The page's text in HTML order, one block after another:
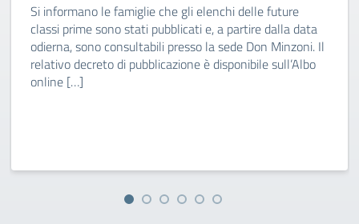
Si informano le famiglie che gli elenchi delle future
classi prime sono stati pubblicati e, a partire dalla data
odierna, sono consultabili presso la sede Don Minzoni. Il
relativo decreto di pubblicazione è disponibile sull’Albo
online […]